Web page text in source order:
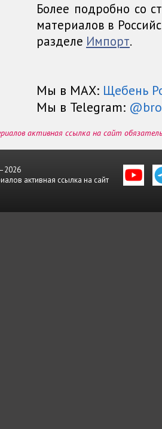
Более подробно со
материалов в
разделе Импорт.
Мы в МАХ: Щебень
Мы в Telegram:
активная ссылка на сайт
активная ссылка на сайт